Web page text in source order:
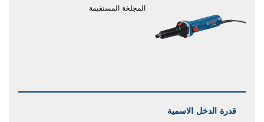
المجلخة المستقيمة
قدرة الدخل الاسمية